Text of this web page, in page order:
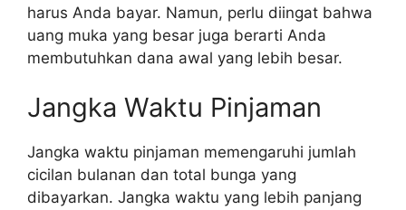
harus Anda bayar. Namun, perlu diingat bahwa
uang muka yang besar juga berarti Anda
membutuhkan dana awal yang lebih besar.
Jangka Waktu Pinjaman
Jangka waktu pinjaman memengaruhi jumlah
cicilan bulanan dan total bunga yang
dibayarkan. Jangka waktu yang lebih panjang